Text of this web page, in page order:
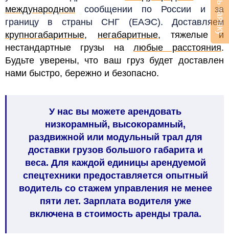
международном сообщении по России и за
границу в страны СНГ (ЕАЭС). Доставляем
крупногабаритные, негабаритные, тяжелые и
нестандартные грузы на любые расстояния.
Будьте уверены, что ваш груз будет доставлен
нами быстро, бережно и безопасно.
У нас вы можете арендовать
низкорамный, высокорамный,
раздвижной или модульный трал для
доставки грузов большого габарита и
веса. Для каждой единицы арендуемой
спецтехники предоставляется опытный
водитель со стажем управления не менее
пяти лет. Зарплата водителя уже
включена в стоимость аренды трала.